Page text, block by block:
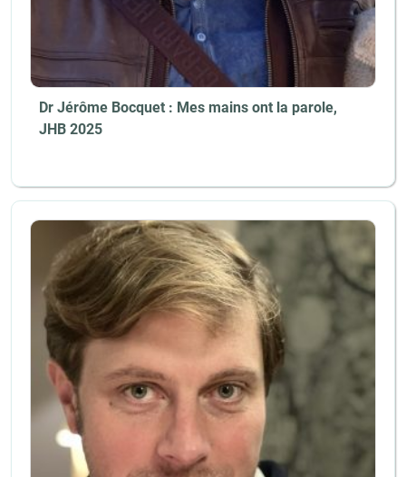
Dr Jérôme Bocquet : Mes mains ont la parole,
JHB 2025